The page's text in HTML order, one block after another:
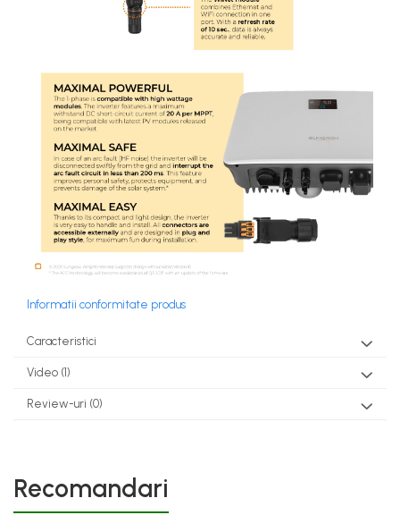
Informatii conformitate produs
Caracteristici
Video (1)
Review-uri (0)
Recomandari